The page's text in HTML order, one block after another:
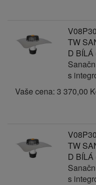
TW
D
s
Vaše cena: 3 370,00
TW
D
s